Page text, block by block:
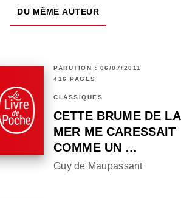
DU MÊME AUTEUR
PARUTION : 06/07/2011
416 PAGES
CLASSIQUES
CETTE BRUME DE LA
MER ME CARESSAIT
COMME UN …
Guy de Maupassant